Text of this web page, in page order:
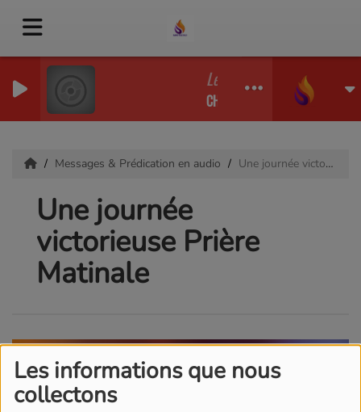
Les informations que nous
collectons
Le péché et ses
CHRISTIAN MAYIKI
Messages & Prédication en audio Une journée victorieuse Prière Matinale
Une journée
victorieuse Prière
Matinale